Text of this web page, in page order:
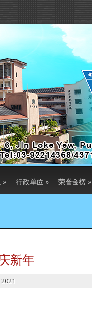
» 行政单位 » 荣誉金榜 »
新年